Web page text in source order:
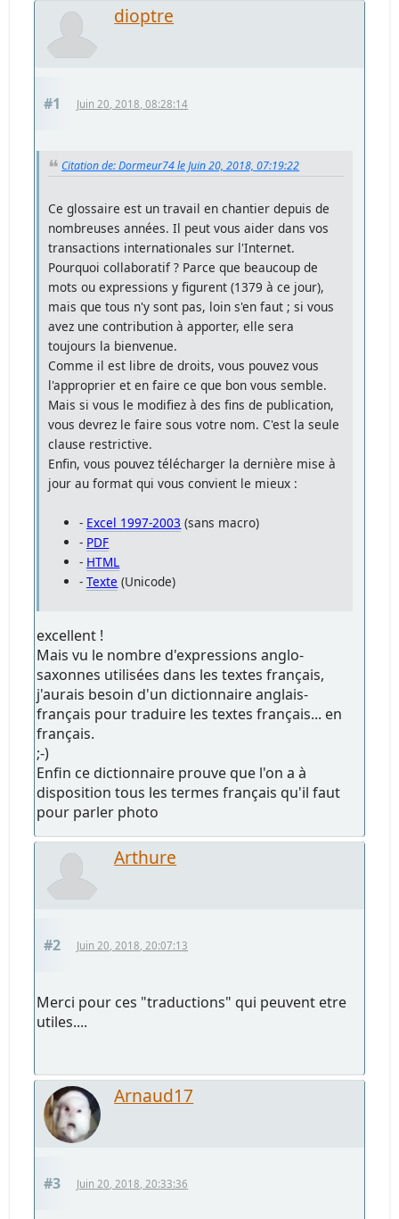
dioptre
#1 Juin 20, 2018, 08:28:14
Citation de: Dormeur74 le Juin 20, 2018, 07:19:22
Ce glossaire est un travail en chantier depuis de
nombreuses années. Il peut vous aider dans vos
transactions internationales sur l'Internet.
Pourquoi collaboratif ? Parce que beaucoup de
mots ou expressions y figurent (1379 à ce jour),
mais que tous n'y sont pas, loin s'en faut ; si vous
avez une contribution à apporter, elle sera
toujours la bienvenue.
Comme il est libre de droits, vous pouvez vous
l'approprier et en faire ce que bon vous semble.
Mais si vous le modifiez à des fins de publication,
vous devrez le faire sous votre nom. C'est la seule
clause restrictive.
Enfin, vous pouvez télécharger la dernière mise à
jour au format qui vous convient le mieux :
- Excel 1997-2003 (sans macro)
- PDF
- HTML
-Texte (Unicode)
excellent !
Mais vu le nombre d'expressions anglo-
saxonnes utilisées dans les textes français,
j'aurais besoin d'un dictionnaire anglais-
français pour traduire les textes français... en
français.
;-)
Enfin ce dictionnaire prouve que l'on a à
disposition tous les termes français qu'il faut
pour parler photo
Arthure
#2 Juin 20, 2018, 20:07:13
Merci pour ces "traductions" qui peuvent etre
utiles....
Arnaud17
#3 Juin 20, 2018, 20:33:36